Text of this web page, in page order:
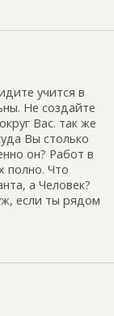
учится в
Не создайте
Вас. так же
Вы столько
он? Работ в
полно. Что
а Человек?
если ты рядом